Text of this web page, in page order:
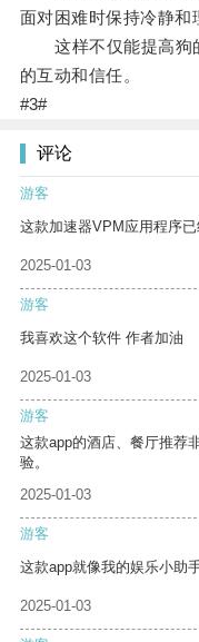
面对困难时保持冷静和
这样不仅能提高狗
的互动和信任。
#3#
评论
游客
这款加速器VPM应用程序
2025-01-03
游客
我喜欢这个软件 作者加油
2025-01-03
游客
这款app的酒店、餐厅推荐
验。
2025-01-03
游客
这款app就像我的娱乐小助
2025-01-03